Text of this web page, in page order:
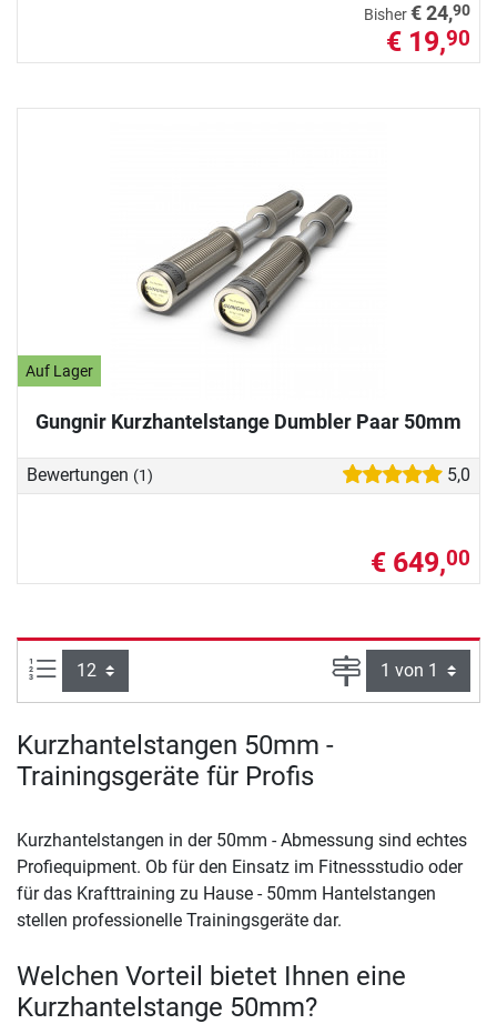
Bisher€ 24,90
€ 19,90
Auf Lager
Gungnir Kurzhantelstange Dumbler Paar 50mm
Bewertungen (1) 5,0
€ 649,00
Artikel pro Seite: Seite
Kurzhantelstangen 50mm -
Trainingsgeräte für Profis
Kurzhantelstangen in der 50mm - Abmessung sind echtes
Profiequipment. Ob für den Einsatz im Fitnessstudio oder
für das Krafttraining zu Hause - 50mm Hantelstangen
stellen professionelle Trainingsgeräte dar.
Welchen Vorteil bietet Ihnen eine
Kurzhantelstange 50mm?